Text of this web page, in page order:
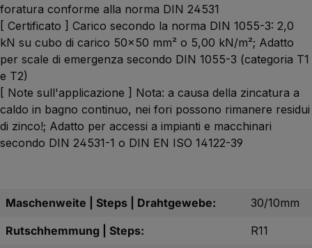
foratura conforme alla norma DIN 24531
[ Certificato ] Carico secondo la norma DIN 1055-3: 2,0
kN su cubo di carico 50x50 mm² o 5,00 kN/m²; Adatto
per scale di emergenza secondo DIN 1055-3 (categoria T1
e T2)
[ Note sull'applicazione ] Nota: a causa della zincatura a
caldo in bagno continuo, nei fori possono rimanere residui
di zinco!; Adatto per accessi a impianti e macchinari
secondo DIN 24531-1 o DIN EN ISO 14122-39
Maschenweite | Steps | Drahtgewebe:
30/10mm
Rutschhemmung | Steps:
R11